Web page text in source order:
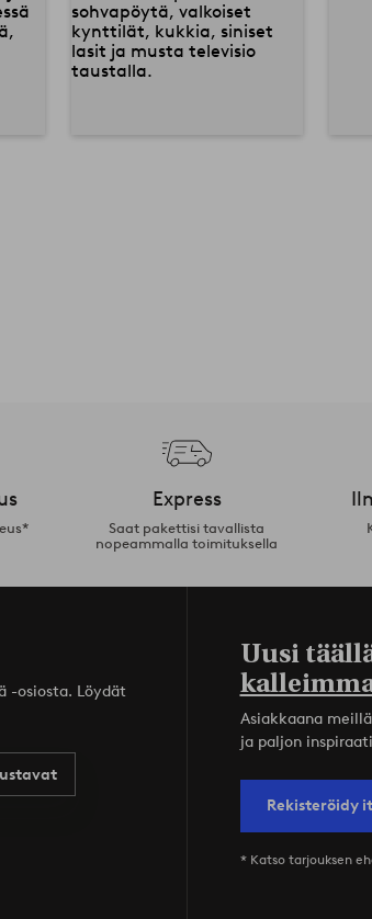
Express
Saat pakettisi tavallista
nopeammalla toimituksella
-osiosta. Löydät
Uusi
Asiakkaana
ja paljon
Rekisteröidy
* Katso tarjouksen